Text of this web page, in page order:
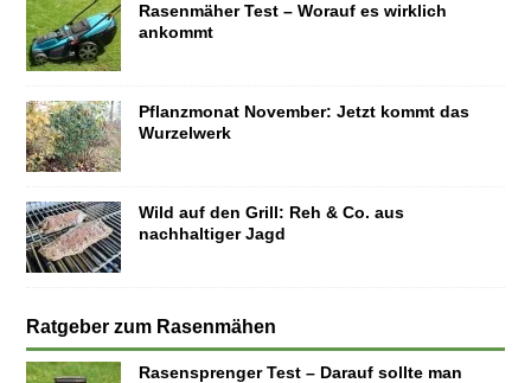
Rasenmäher Test – Worauf es wirklich
ankommt
Pflanzmonat November: Jetzt kommt das
Wurzelwerk
Wild auf den Grill: Reh & Co. aus
nachhaltiger Jagd
Ratgeber zum Rasenmähen
Rasensprenger Test – Darauf sollte man